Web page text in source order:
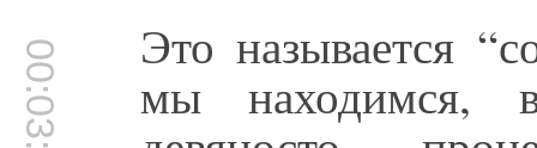
Это называется
мы находимся,